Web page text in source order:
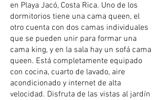
en Playa Jacó, Costa Rica. Uno de los
dormitorios tiene una cama queen, el
otro cuenta con dos camas individuales
que se pueden unir para formar una
cama king, y en la sala hay un sofá cama
queen. Está completamente equipado
con cocina, cuarto de lavado, aire
acondicionado y internet de alta
velocidad. Disfruta de las vistas al jardín